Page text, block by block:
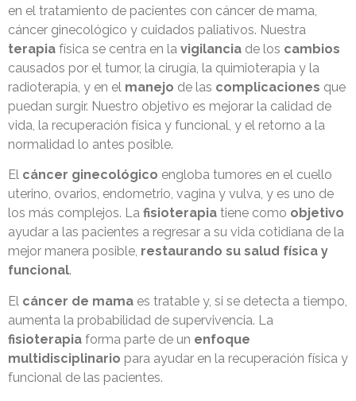
en el tratamiento de pacientes con cáncer de mama,
cáncer ginecológico y cuidados paliativos. Nuestra
terapia física se centra en la vigilancia de los cambios
causados por el tumor, la cirugía, la quimioterapia y la
radioterapia, y en el manejo de las complicaciones que
puedan surgir. Nuestro objetivo es mejorar la calidad de
vida, la recuperación física y funcional, y el retorno a la
normalidad lo antes posible.
El cáncer ginecológico engloba tumores en el cuello
uterino, ovarios, endometrio, vagina y vulva, y es uno de
los más complejos. La fisioterapia tiene como objetivo
ayudar a las pacientes a regresar a su vida cotidiana de la
mejor manera posible, restaurando su salud física y
funcional.
El cáncer de mama es tratable y, si se detecta a tiempo,
aumenta la probabilidad de supervivencia. La
fisioterapia forma parte de un enfoque
multidisciplinario para ayudar en la recuperación física y
funcional de las pacientes.